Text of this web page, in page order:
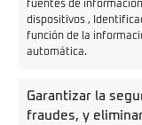
fuentes de
dispositivos ,
función de la
automática.
Garantizar la
fraudes, y
Galería de fotos